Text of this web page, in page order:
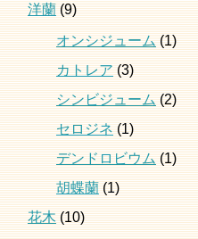
洋蘭(9)
オンシジューム(1)
カトレア(3)
シンビジューム(2)
セロジネ(1)
デンドロビウム(1)
胡蝶蘭(1)
花木(10)